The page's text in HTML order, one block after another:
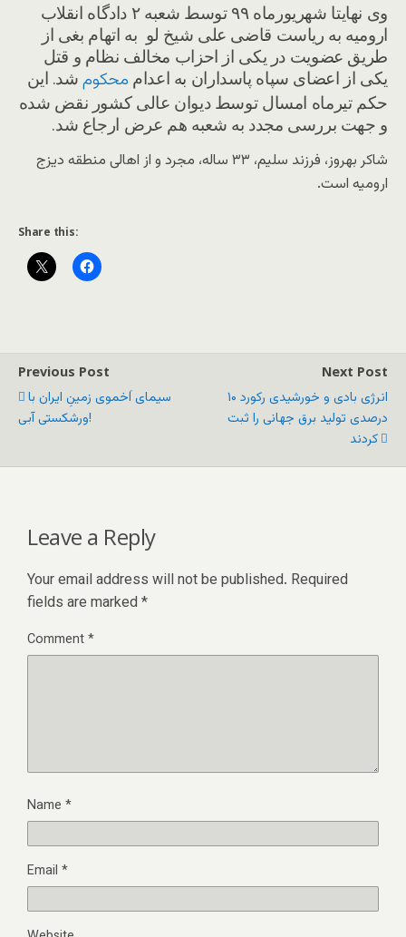
وی نهایتا شهریورماه ۹۹ توسط شعبه ۲ دادگاه انقلاب
ارومیه به ریاست قاضی علی شیخ لو به اتهام بغی از
طریق عضویت در یکی از احزاب مخالف نظام و قتل
یکی از اعضای سپاه پاسداران به اعدام محکوم شد. این
حکم تیرماه امسال توسط دیوان عالی کشور نقض شده
و جهت بررسی مجدد به شعبه هم عرض ارجاع شد.
شاکر بهروز، فرزند سلیم، ۳۳ ساله، مجرد و از اهالی منطقه دیزج
ارومیه است.
Share this:
Previous Post
سیمای اَخموی زمینِ ایران با
ورشکستی آبی!
Next Post
انرژی بادی و خورشیدی رکورد ۱۰
درصدی تولید برق جهانی را ثبت
کردند
Leave a Reply
Your email address will not be published. Required
fields are marked *
Comment*
Name *
Email *